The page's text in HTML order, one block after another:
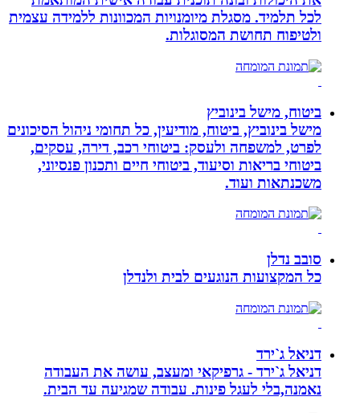
לכל תלמיד. מסגלת מיומנויות המכוונות ללמידה עצמית
ולטיפוח תחושת המסוגלות.
ביטוח, מישל בינוביץ
מישל בינוביץ, ביטוח, מודיעין, כל תחומי ניהול הסיכונים
לפרט, למשפחה ולעסק: ביטוחי רכב, דירה, עסקים,
ביטוחי בריאות וסיעוד, ביטוחי חיים ותכנון פנסיוני,
משכנתאות ועוד.
סובב נדלן
כל המקצועות הנוגעים לבית ולנדלן
דניאל ג`ירד
דניאל ג`ירד - גרפיקאי ומעצב, עושה את העבודה
נאמנה,בלי לעגל פינות. עבודה שמגיעה עד הבית.